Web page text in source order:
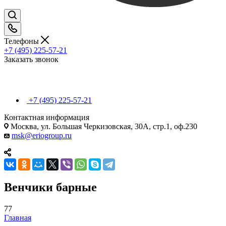
Телефоны
+7 (495) 225-57-21
Заказать звонок
+7 (495) 225-57-21
Контактная информация
Москва, ул. Большая Черкизовская, 30А, стр.1, оф.230
msk@eriogroup.ru
Венчики барные
77
Главная